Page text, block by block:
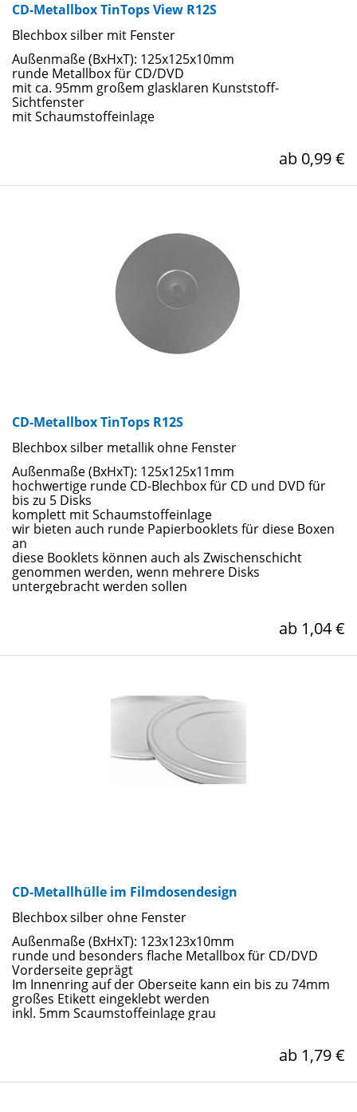
CD-Metallbox TinTops View R12S
Blechbox silber mit Fenster
Außenmaße (BxHxT): 125x125x10mm
runde Metallbox für CD/DVD
mit ca. 95mm großem glasklaren Kunststoff-
Sichtfenster
mit Schaumstoffeinlage
ab 0,99 €
CD-Metallbox TinTops R12S
Blechbox silber metallik ohne Fenster
Außenmaße (BxHxT): 125x125x11mm
hochwertige runde CD-Blechbox für CD und DVD für
bis zu 5 Disks
komplett mit Schaumstoffeinlage
wir bieten auch runde Papierbooklets für diese Boxen
an
diese Booklets können auch als Zwischenschicht
genommen werden, wenn mehrere Disks
untergebracht werden sollen
ab 1,04 €
CD-Metallhülle im Filmdosendesign
Blechbox silber ohne Fenster
Außenmaße (BxHxT): 123x123x10mm
runde und besonders flache Metallbox für CD/DVD
Vorderseite geprägt
Im Innenring auf der Oberseite kann ein bis zu 74mm
großes Etikett eingeklebt werden
inkl. 5mm Scaumstoffeinlage grau
ab 1,79 €